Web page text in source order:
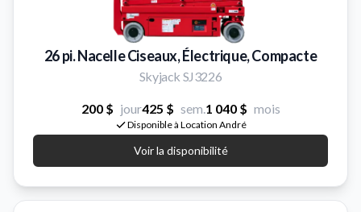
26 pi. Nacelle Ciseaux, Électrique, Compacte
Skyjack SJ3226
200 $ jour425 $ sem.1 040 $ mois
Disponible à Location André
Voir la disponibilité